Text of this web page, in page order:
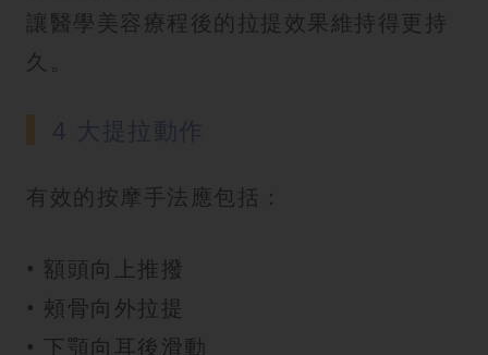
讓醫學美容療程後的拉提效果維持得更持
久。
有效的按摩手法應包括：
• 額頭向上推撥
• 頰骨向外拉提
• 下顎向耳後滑動